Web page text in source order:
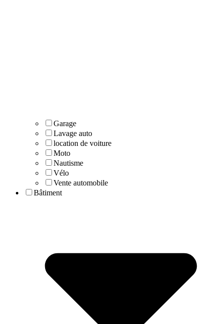
Garage
Lavage auto
location de voiture
Moto
Nautisme
Vélo
Vente automobile
Bâtiment